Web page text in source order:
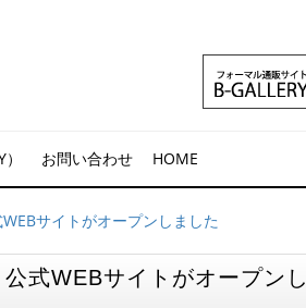
お問い合わせ HOME
サイトがオープンしました
式WEBサイトがオープンし